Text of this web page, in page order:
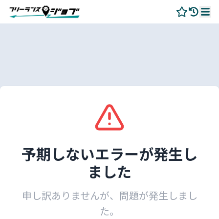
予期しないエラーが発生し
ました
申し訳ありませんが、問題が発生しまし
た。